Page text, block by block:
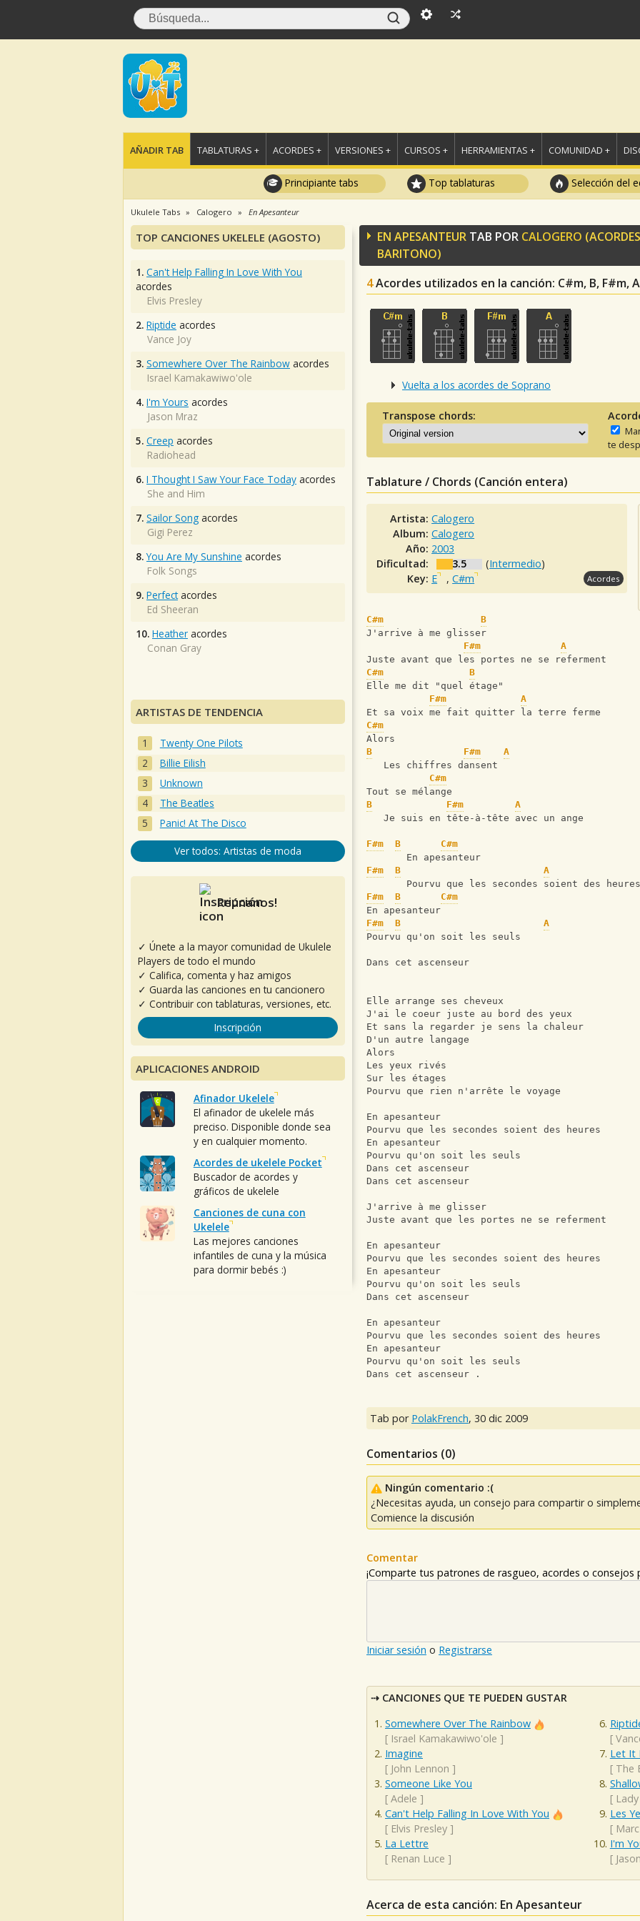
AÑADIR TAB TABLATURAS + ACORDES + VERSIONES + CURSOS + HERRAMIENTAS + COMUNIDAD +
Principiante tabs Top tablaturas Selección del
Ukulele Tabs Calogero En Apesanteur
EN APESANTEUR TAB POR CALOGERO (ACORDES
BARITONO)
4Acordes utilizados en la canción: C#m, B, F#m, A
Vuelta a los acordes de Soprano
Transpose chords:
te
Tablature / Chords (Canción entera)
Artista:Calogero
Album:Calogero
Año: 2003
Dificultad:
3.5 (Intermedio)
Key: E ,C#m Acordes
C#m
B
J'arrive à me glisser
F#m
A
Juste avant que les portes ne se referment
C#m
B
Elle me dit "quel étage"
F#m
A
Et sa voix me fait quitter la terre ferme
C#m
Alors
B
F#m
A
   Les chiffres dansent
C#m
Tout se mélange
B
F#m
A
   Je suis en tête-à-tête avec un ange
F#m B
C#m
       En apesanteur
F#m
B
A
       Pourvu que les secondes soient des heures
F#m
B
C#m
En apesanteur
F#m
B
A
Pourvu qu'on soit les seuls
Dans cet ascenseur
Elle arrange ses cheveux
J'ai le coeur juste au bord des yeux
Et sans la regarder je sens la chaleur
D'un autre langage
Alors
Les yeux rivés
Sur les étages
Pourvu que rien n'arrête le voyage
En apesanteur
Pourvu que les secondes soient des heures
En apesanteur
Pourvu qu'on soit les seuls
Dans cet ascenseur
Dans cet ascenseur
J'arrive à me glisser
Juste avant que les portes ne se referment
En apesanteur
Pourvu que les secondes soient des heures
En apesanteur
Pourvu qu'on soit les seuls
Dans cet ascenseur
En apesanteur
Pourvu que les secondes soient des heures
En apesanteur
Pourvu qu'on soit les seuls
Dans cet ascenseur .
Tab por PolakFrench, 30 dic 2009
Comentarios (0)
Ningún comentario :(
¿Necesitas ayuda, un consejo para compartir o
Comience la discusión
Comentar
¡Comparte tus patrones de rasgueo, acordes o
Iniciar sesión o Registrarse
CANCIONES QUE TE PUEDEN GUSTAR
Somewhere Over The Rainbow
[ Israel Kamakawiwo'ole ]
Imagine
[ John Lennon ]
Someone Like You
[ Adele ]
Can't Help Falling In Love With You
[ Elvis Presley ]
La Lettre
[ Renan Luce ]
[
Let It
[ The
[
Les
[
I'm
[
Acerca de esta canción: En Apesanteur
TOP CANCIONES UKELELE (AGOSTO)
1. Can't Help Falling In Love With You
acordes
Elvis Presley
2. Riptide acordes
Vance Joy
3. Somewhere Over The Rainbow acordes
Israel Kamakawiwo'ole
4. I'm Yours acordes
Jason Mraz
5. Creep acordes
Radiohead
6. I Thought I Saw Your Face Today acordes
She and Him
7. Sailor Song acordes
Gigi Perez
8. You Are My Sunshine acordes
Folk Songs
9. Perfectacordes
Ed Sheeran
10. Heather acordes
Conan Gray
ARTISTAS DE TENDENCIA
Twenty One Pilots
Billie Eilish
Unknown
The Beatles
Panic! At The Disco
Ver todos: Artistas de moda
Reúnanos!
✓ Únete a la mayor comunidad de Ukulele
Players de todo el mundo
✓ Califica, comenta y haz amigos
✓ Guarda las canciones en tu cancionero
✓ Contribuir con tablaturas, versiones, etc.
Inscripción
APLICACIONES ANDROID
Afinador Ukelele
El afinador de ukelele más
preciso. Disponible donde sea
y en cualquier momento.
Acordes de ukelele Pocket
Buscador de acordes y
gráficos de ukelele
Canciones de cuna con
Ukelele
Las mejores canciones
infantiles de cuna y la música
para dormir bebés :)